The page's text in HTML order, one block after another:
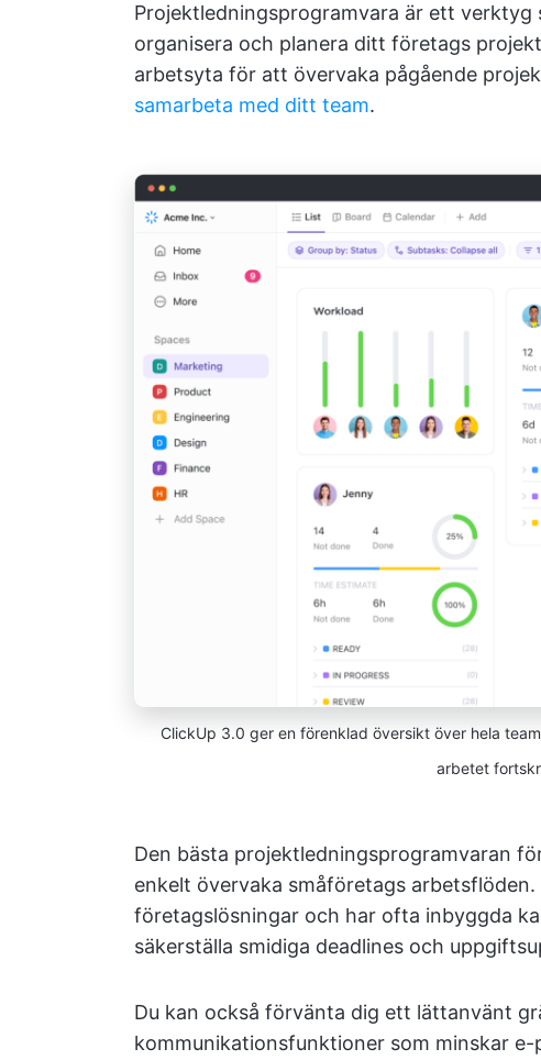
Projektledningsprogramvara är ett
organisera och planera ditt företags
arbetsyta för att övervaka pågående
samarbeta med ditt team.
ClickUp 3.0 ger en förenklad översikt över hela
arbetet
Den bästa projektledningsprogramvaran
enkelt övervaka småföretags
företagslösningar och har ofta inbyggda
säkerställa smidiga deadlines och
Du kan också förvänta dig ett lättanvänt
kommunikationsfunktioner som minskar